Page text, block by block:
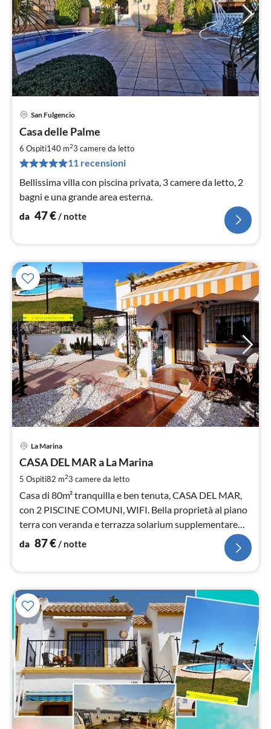
San Fulgencio
Casa delle Palme
6 Ospiti140 m23 camere da letto
11 recensioni
Bellissima villa con piscina privata, 3 camere da letto, 2
bagni e una grande area esterna.
da 47€/ notte
La Marina
CASA DEL MAR a La Marina
5 Ospiti82 m23 camere da letto
Casa di 80m² tranquilla e ben tenuta, CASA DEL MAR,
con 2 PISCINE COMUNI, WIFI. Bella proprietà al piano
terra con veranda e terrazza solarium supplementare
sopra con giardino d'inverno
da 87€/ notte